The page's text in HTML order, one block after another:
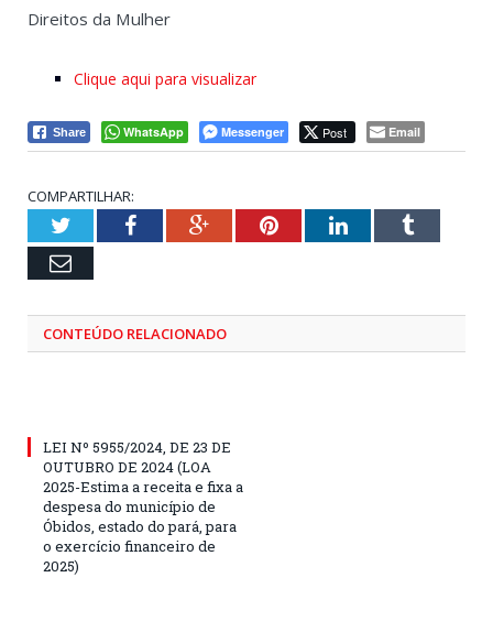
Direitos da Mulher
Clique aqui para visualizar
Share WhatsApp Messenger Post Email
COMPARTILHAR:
TwitterFacebookGoogle+PinterestLinkedInTumblr
Email
CONTEÚDO RELACIONADO
LEI Nº 5955/2024, DE 23 DE
OUTUBRO DE 2024 (LOA
2025-Estima a receita e fixa a
despesa do município de
Óbidos, estado do pará, para
o exercício financeiro de
2025)